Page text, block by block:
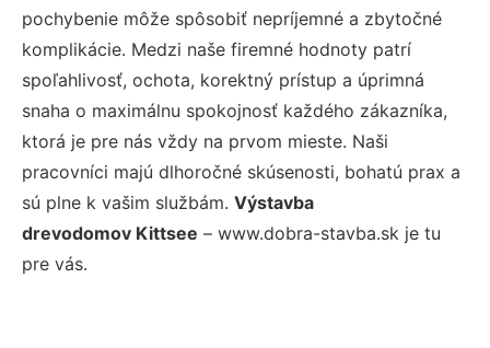
pochybenie môže spôsobiť nepríjemné a zbytočné
komplikácie. Medzi naše firemné hodnoty patrí
spoľahlivosť, ochota, korektný prístup a úprimná
snaha o maximálnu spokojnosť každého zákazníka,
ktorá je pre nás vždy na prvom mieste. Naši
pracovníci majú dlhoročné skúsenosti, bohatú prax a
sú plne k vašim službám. Výstavba
drevodomov Kittsee – www.dobra-stavba.sk je tu
pre vás.